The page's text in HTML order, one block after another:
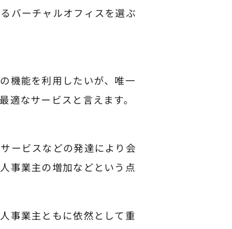
バーチャルオフィスを選ぶ
機能を利用したいが、唯一
なサービスと言えます。
ービスなどの発達により会
事業主の増加などという点
事業主ともに依然として重